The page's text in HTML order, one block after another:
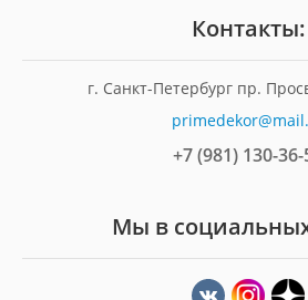
Контакты:
г. Санкт-Петербург пр.
+7 (981) 130-
Мы в